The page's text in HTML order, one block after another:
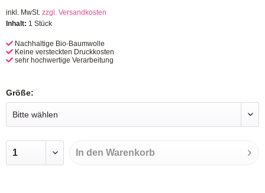
inkl. MwSt. zzgl. Versandkosten
Inhalt: 1 Stück
Nachhaltige Bio-Baumwolle
Keine versteckten Druckkosten
sehr hochwertige Verarbeitung
Größe:
In den Warenkorb